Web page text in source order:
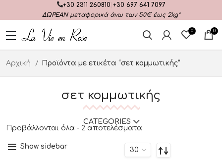
+30 2311 260810 +30 697 641 7097
ΔΩΡΕΑΝμεταφορικά άνω των 50€ έως 2kg*
0 0
Αρχική Προϊόντα με ετικέτα “σετ κομμωτικής”
σετ κομμωτικής
CATEGORIES
Προβάλλονται όλα - 2 αποτελέσματα
Show sidebar